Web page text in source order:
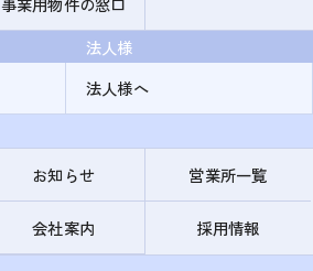
法人様
法人様へ
お知らせ 営業所一覧
会社案内 採用情報